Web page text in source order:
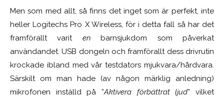
Men som med allt, så finns det inget som är perfekt, inte
heller Logitechs Pro X Wireless, för i detta fall så har det
framförallt varit enbarnsjukdom som påverkat
användandet. USB dongeln och framförallt dess drivrutin
krockade ibland med vår testdators mjukvara/hårdvara.
Särskilt om man hade (av någon märklig anledning)
mikrofonen inställd på ”Aktivera förbättrat ljud” vilket